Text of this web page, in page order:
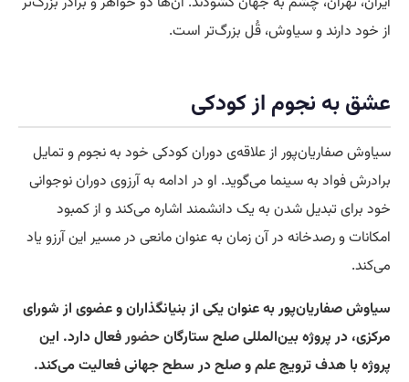
از خود دارند و سیاوش، قُل بزرگ‌تر است.
عشق به نجوم از کودکی
سیاوش صفاریان‌پور از علاقه‌ی دوران کودکی خود به نجوم و تمایل
برادرش فواد به سینما می‌گوید. او در ادامه به آرزوی دوران نوجوانی
خود برای تبدیل شدن به یک دانشمند اشاره می‌کند و از کمبود
امکانات و رصدخانه در آن زمان به عنوان مانعی در مسیر این آرزو یاد
می‌کند.
سیاوش صفاریان‌پور به عنوان یکی از بنیانگذاران و عضوی از شورای
مرکزی، در پروژه بین‌المللی صلح ستارگانحضور فعال دارد. این
پروژه با هدف ترویج علم و صلح در سطح جهانی فعالیت می‌کند.